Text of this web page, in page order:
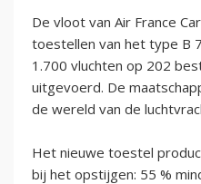
De vloot van Air France
toestellen van het type B
1.700 vluchten op 202
uitgevoerd. De
de wereld van de
Het nieuwe toestel
bij het opstijgen: 55 %